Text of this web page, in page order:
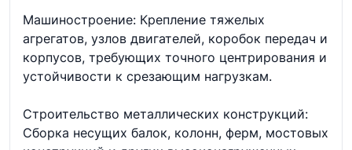
Машиностроение: Крепление тяжелых
агрегатов, узлов двигателей, коробок передач и
корпусов, требующих точного центрирования и
устойчивости к срезающим нагрузкам.
Строительство металлических конструкций:
Сборка несущих балок, колонн, ферм, мостовых